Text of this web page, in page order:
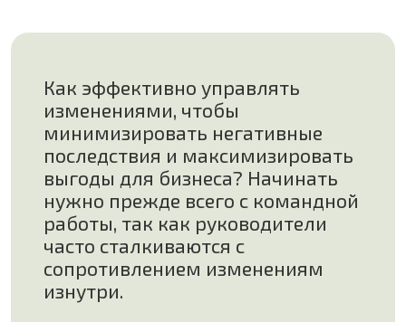
Как эффективно управлять
последствия и максимизировать
выгоды для бизнеса? Начинать
нужно прежде всего с командной
работы, так как руководители
часто сталкиваются с
сопротивлением изменениям
изнутри.
В ходе тренинга «Управление
изменени-ями» участники
научатся идентифи-цировать
источники сопротивления